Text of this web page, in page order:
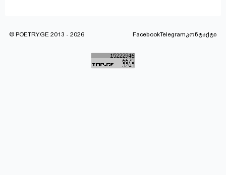
© POETRY.GE 2013 - 2026 FacebookTelegramკონტაქტი